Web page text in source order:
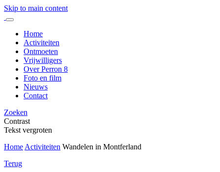
Skip to main content
Home
Activiteiten
Ontmoeten
Vrijwilligers
Over Perron 8
Foto en film
Nieuws
Contact
Zoeken
Contrast
Tekst vergroten
Home Activiteiten Wandelen in Montferland
Terug